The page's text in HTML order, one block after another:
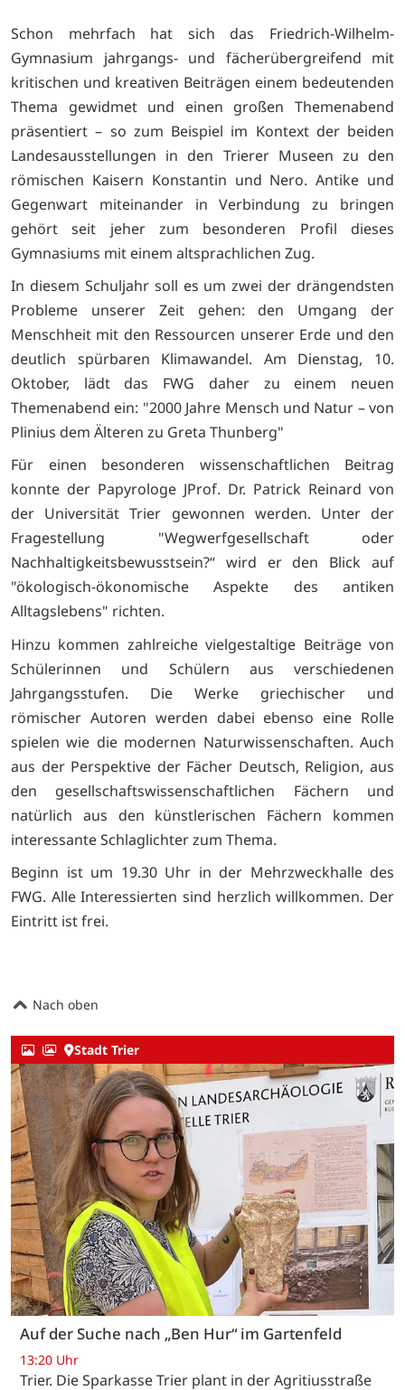
Schon mehrfach hat sich das Friedrich-Wilhelm-
Gymnasium jahrgangs- und fächerübergreifend mit
kritischen und kreativen Beiträgen einem bedeutenden
Thema gewidmet und einen großen Themenabend
präsentiert – so zum Beispiel im Kontext der beiden
Landesausstellungen in den Trierer Museen zu den
römischen Kaisern Konstantin und Nero. Antike und
Gegenwart miteinander in Verbindung zu bringen
gehört seit jeher zum besonderen Profil dieses
Gymnasiums mit einem altsprachlichen Zug.
In diesem Schuljahr soll es um zwei der drängendsten
Probleme unserer Zeit gehen: den Umgang der
Menschheit mit den Ressourcen unserer Erde und den
deutlich spürbaren Klimawandel. Am Dienstag, 10.
Oktober, lädt das FWG daher zu einem neuen
Themenabend ein: "2000 Jahre Mensch und Natur – von
Plinius dem Älteren zu Greta Thunberg"
Für einen besonderen wissenschaftlichen Beitrag
konnte der Papyrologe JProf. Dr. Patrick Reinard von
der Universität Trier gewonnen werden. Unter der
Fragestellung "Wegwerfgesellschaft oder
Nachhaltigkeitsbewusstsein?“ wird er den Blick auf
"ökologisch-ökonomische Aspekte des antiken
Alltagslebens" richten.
Hinzu kommen zahlreiche vielgestaltige Beiträge von
Schülerinnen und Schülern aus verschiedenen
Jahrgangsstufen. Die Werke griechischer und
römischer Autoren werden dabei ebenso eine Rolle
spielen wie die modernen Naturwissenschaften. Auch
aus der Perspektive der Fächer Deutsch, Religion, aus
den gesellschaftswissenschaftlichen Fächern und
natürlich aus den künstlerischen Fächern kommen
interessante Schlaglichter zum Thema.
Beginn ist um 19.30 Uhr in der Mehrzweckhalle des
FWG. Alle Interessierten sind herzlich willkommen. Der
Eintritt ist frei.
Nach oben
Stadt Trier
Auf der Suche nach „Ben Hur“ im Gartenfeld
13:20 Uhr
Trier. Die Sparkasse Trier plant in der Agritiusstraße